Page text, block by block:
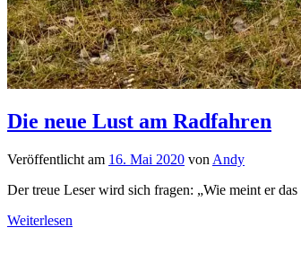
Die neue Lust am Radfahren
Veröffentlicht am 16. Mai 2020 von Andy
Der treue Leser wird sich fragen: „Wie meint er
Weiterlesen